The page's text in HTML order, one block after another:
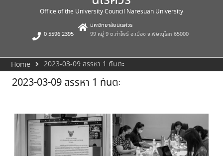
Office of the University Council Naresuan University
0 5596 2395
มหาวิทยาลัยนเรศวร
99 หมู่ 9 ต.ท่าโพธิ์ อ.เมือง จ.พิษณุโลก 65000
Home 2023-03-09 สรรหา 1 ทันตะ
2023-03-09 สรรหา 1 ทันตะ